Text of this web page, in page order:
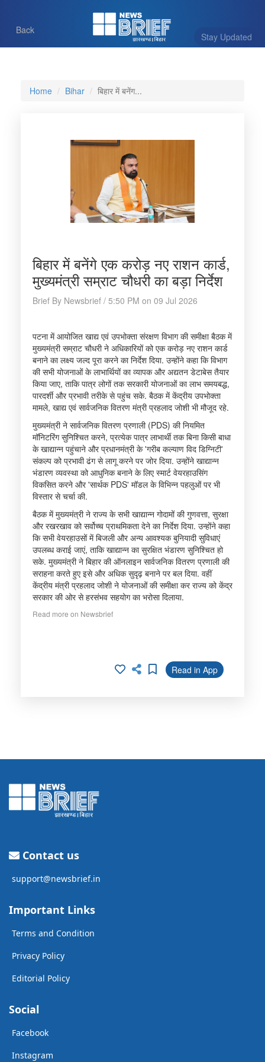
Stay Updated
Back
Home Bihar बिहार में बनेंग...
बिहार में बनेंगे एक करोड़ नए राशन कार्ड,
मुख्यमंत्री सम्राट चौधरी का बड़ा निर्देश
Brief By Newsbrief / 5:50 PM on 09 Jul 2026
पटना में आयोजित खाद्य एवं उपभोक्ता संरक्षण विभाग की समीक्षा बैठक में
मुख्यमंत्री सम्राट चौधरी ने अधिकारियों को एक करोड़ नए राशन कार्ड
बनाने का लक्ष्य जल्द पूरा करने का निर्देश दिया. उन्होंने कहा कि विभाग
की सभी योजनाओं के लाभार्थियों का व्यापक और अद्यतन डेटाबेस तैयार
किया जाए, ताकि पात्र लोगों तक सरकारी योजनाओं का लाभ समयबद्ध,
पारदर्शी और प्रभावी तरीके से पहुंच सके. बैठक में केंद्रीय उपभोक्ता
मामले, खाद्य एवं सार्वजनिक वितरण मंत्री प्रहलाद जोशी भी मौजूद रहे.
मुख्यमंत्री ने सार्वजनिक वितरण प्रणाली (PDS) की नियमित
मॉनिटरिंग सुनिश्चित करने, प्रत्येक पात्र लाभार्थी तक बिना किसी बाधा
के खाद्यान्न पहुंचाने और प्रधानमंत्री के 'गरीब कल्याण विद डिग्निटी'
संकल्प को प्रभावी ढंग से लागू करने पर जोर दिया. उन्होंने खाद्यान्न
भंडारण व्यवस्था को आधुनिक बनाने के लिए स्मार्ट वेयरहाउसिंग
विकसित करने और 'सार्थक PDS' मॉडल के विभिन्न पहलुओं पर भी
विस्तार से चर्चा की.
बैठक में मुख्यमंत्री ने राज्य के सभी खाद्यान्न गोदामों की गुणवत्ता, सुरक्षा
और रखरखाव को सर्वोच्च प्राथमिकता देने का निर्देश दिया. उन्होंने कहा
कि सभी वेयरहाउसों में बिजली और अन्य आवश्यक बुनियादी सुविधाएं
उपलब्ध कराई जाएं, ताकि खाद्यान्न का सुरक्षित भंडारण सुनिश्चित हो
सके. मुख्यमंत्री ने बिहार की ऑनलाइन सार्वजनिक वितरण प्रणाली की
सराहना करते हुए इसे और अधिक सुदृढ़ बनाने पर बल दिया. वहीं
केंद्रीय मंत्री प्रहलाद जोशी ने योजनाओं की समीक्षा कर राज्य को केंद्र
सरकार की ओर से हरसंभव सहयोग का भरोसा दिलाया.
Read more on Newsbrief
Read in App
Contact us
support@newsbrief.in
Important Links
Terms and Condition
Privacy Policy
Editorial Policy
Social
Facebook
Instagram